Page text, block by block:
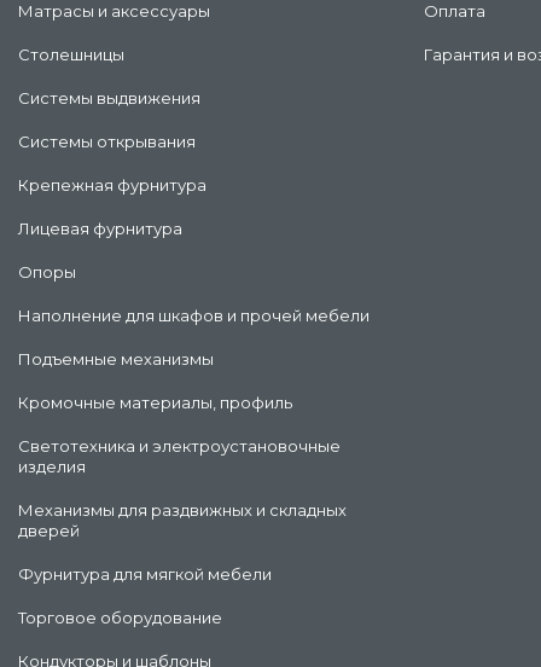
Матрасы и аксессуары
Столешницы
Системы выдвижения
Системы открывания
Крепежная фурнитура
Лицевая фурнитура
Опоры
Наполнение для шкафов и прочей мебели
Подъемные механизмы
Кромочные материалы, профиль
Светотехника и электроустановочные
изделия
Механизмы для раздвижных и складных
дверей
Фурнитура для мягкой мебели
Торговое оборудование
Кондукторы и шаблоны
Оплата
Гарантия и